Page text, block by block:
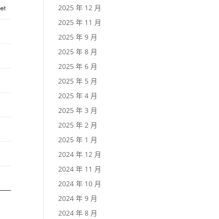
2025 年 12 月
2025 年 11 月
2025 年 9 月
2025 年 8 月
2025 年 6 月
2025 年 5 月
2025 年 4 月
2025 年 3 月
2025 年 2 月
2025 年 1 月
2024 年 12 月
2024 年 11 月
2024 年 10 月
2024 年 9 月
2024 年 8 月